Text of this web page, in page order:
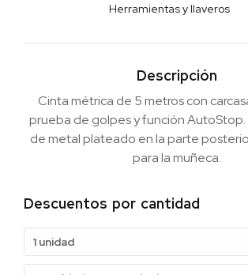
Herramientas y llaveros
Descripción
Cinta métrica de 5 metros con
prueba de golpes y función AutoStop.
de metal plateado en la parte
para la muñeca.
Descuentos por cantidad
1 unidad